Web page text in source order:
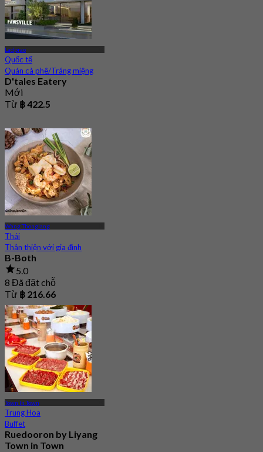
Ladprao
Quốc tế
Quán cà phê/Tráng miệng
D'tales Eatery
Mới
Từ ฿ 422.5
Wang Thonglang
Thái
Thân thiện với gia đình
B-Both
5.0
8 Đã đặt chỗ
Từ ฿ 216.66
Town In Town
Trung Hoa
Buffet
Ruedooron by Liyang
Town in Town